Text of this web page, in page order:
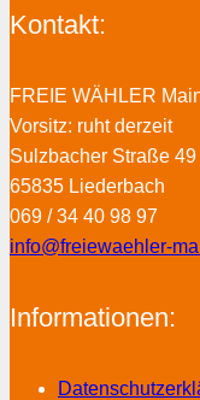
Kontakt:
FREIE WÄHLER
Vorsitz: ruht derzeit
Sulzbacher Straße 49
65835 Liederbach
069 / 34 40 98 97
info@freiewaehler-
Informationen: